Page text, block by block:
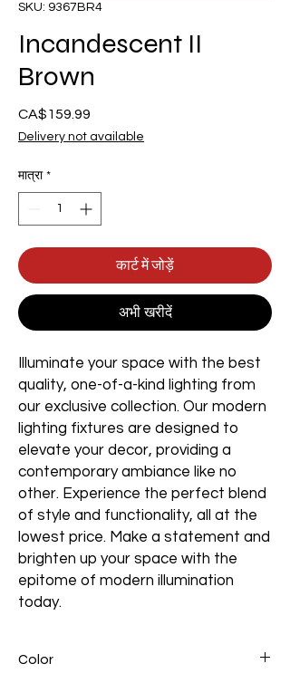
SKU: 9367BR4
Incandescent II
Brown
CA$159.99
Delivery not available
मात्रा *
कार्ट में जोड़ें
अभी खरीदें
Illuminate your space with the best
quality, one-of-a-kind lighting from
our exclusive collection. Our modern
lighting fixtures are designed to
elevate your decor, providing a
contemporary ambiance like no
other. Experience the perfect blend
of style and functionality, all at the
lowest price. Make a statement and
brighten up your space with the
epitome of modern illumination
today.
Color